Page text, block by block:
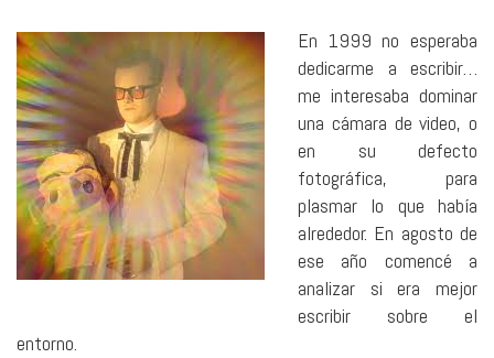
En 1999 no esperaba
dedicarme a escribir…
me interesaba dominar
una cámara de video, o
en su defecto
fotográfica, para
plasmar lo que había
alrededor. En agosto de
ese año comencé a
analizar si era mejor
escribir sobre el
entorno.